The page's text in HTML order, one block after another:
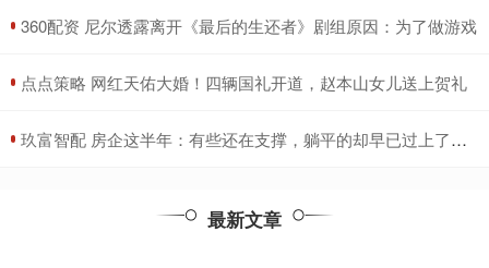
​360配资 尼尔透露离开《最后的生还者》剧组原因：为了做游戏
​点点策略 网红天佑大婚！四辆国礼开道，赵本山女儿送上贺礼
​玖富智配 房企这半年：有些还在支撑，躺平的却早已过上了好日子
最新文章